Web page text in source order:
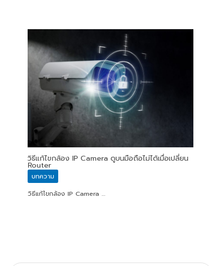
วิธีแก้ไขกล้อง IP Camera ดูบนมือถือไม่ได้เมื่อเปลี่ยน
Router
บทความ
วิธีแก้ไขกล้อง IP Camera …